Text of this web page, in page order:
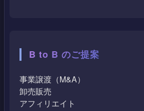
B to B のご提案
事業譲渡（M&A）
卸売販売
アフィリエイト